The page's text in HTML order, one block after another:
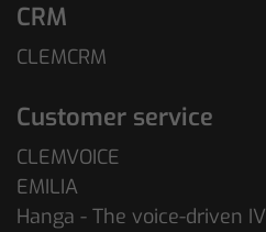
CRM
CLEMCRM
Customer service
CLEMVOICE
EMILIA
Hanga - The voice-driven